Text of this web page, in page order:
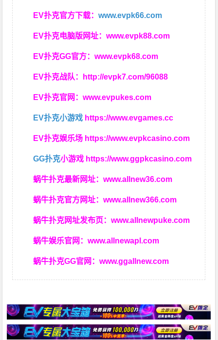
EV扑克官方下载：www.evpk66.com
EV扑克电脑版网址：www.evpk88.com
EV扑克GG官方：www.evpk68.com
EV扑克战队： http://evpk7.com/96088
EV扑克官网：www.evpukes.com
EV扑克小游戏 https://www.evgames.cc
EV扑克娱乐场 https://www.evpkcasino.com
GG扑克小游戏 https://www.ggpkcasino.com
蜗牛扑克最新网址：www.allnew36.com
蜗牛扑克官方网址：www.allnew366.com
蜗牛扑克网址发布页：www.allnewpuke.com
蜗牛娱乐官网：www.allnewapl.com
蜗牛扑克GG官网：www.ggallnew.com